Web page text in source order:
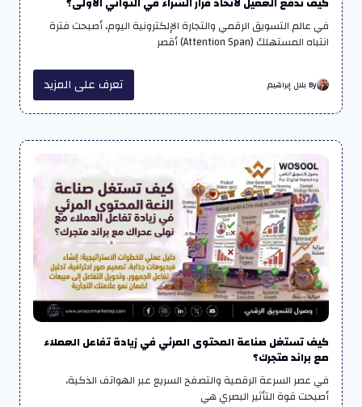
في عالم التسويق الرقمي والتجارة الإلكترونية اليوم، أصبحت فترة
انتباه المستهلك (Attention Span) أقصر
By بلال إبراهيم تعرف على المزيد
كيف تستغل صناعة المحتوى المرئي في زيادة تفاعل العملاء
مع براند متجرك؟
في عصر السرعة الرقمية والتصفح السريع عبر الهواتف الذكية،
أصبحت قوة التأثير البصري هي